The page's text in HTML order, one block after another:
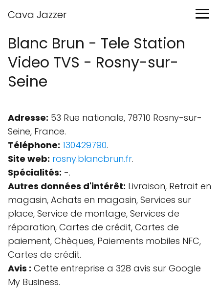
Cava Jazzer
Blanc Brun - Tele Station
Video TVS - Rosny-sur-
Seine
Adresse: 53 Rue nationale, 78710 Rosny-sur-
Seine, France.
Téléphone: 130429790.
Site web: rosny.blancbrun.fr.
Spécialités: -.
Autres données d'intérêt: Livraison, Retrait en
magasin, Achats en magasin, Services sur
place, Service de montage, Services de
réparation, Cartes de crédit, Cartes de
paiement, Chèques, Paiements mobiles NFC,
Cartes de crédit.
Avis : Cette entreprise a 328 avis sur Google
My Business.